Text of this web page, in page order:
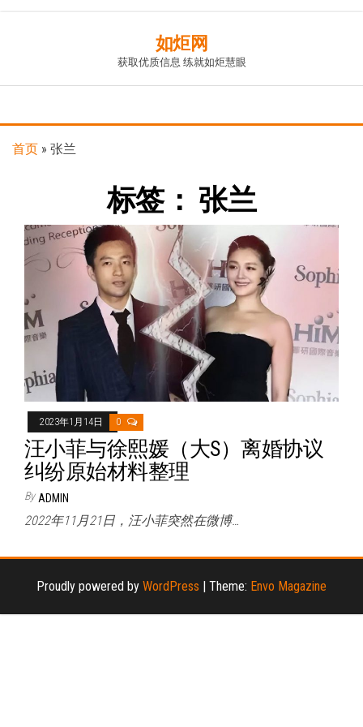
content
如炬网
获取优质信息 练就如炬慧眼
首页 » 张兰
标签： 张兰
2023年1月14日 0
汪小菲与徐熙媛（大S）离婚协议
纠纷原始材料整理
By ADMIN
2022年11月21日，汪小菲突然在微博…
Proudly powered by WordPress Theme: Envo Magazine